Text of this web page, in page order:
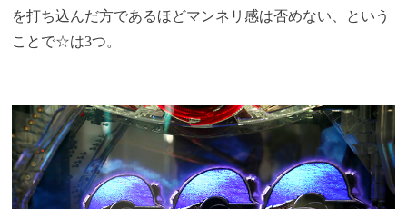
を打ち込んだ方であるほどマンネリ感は否めない、という
ことで☆は3つ。